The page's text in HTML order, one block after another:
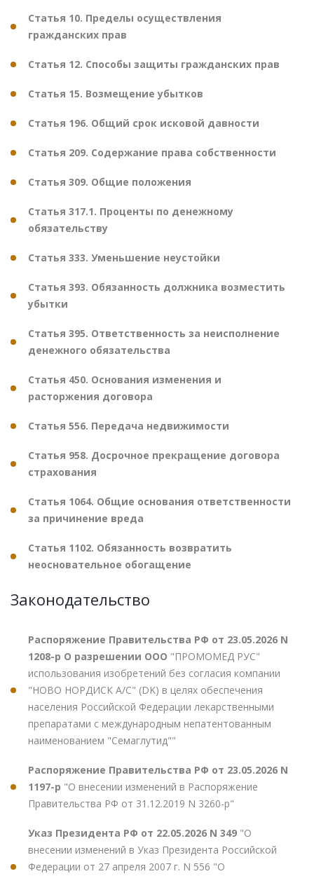
Статья 10. Пределы осуществления
гражданских прав
Статья 12. Способы защиты гражданских прав
Статья 15. Возмещение убытков
Статья 196. Общий срок исковой давности
Статья 209. Содержание права собственности
Статья 309. Общие положения
Статья 317.1. Проценты по денежному
обязательству
Статья 333. Уменьшение неустойки
Статья 393. Обязанность должника возместить
убытки
Статья 395. Ответственность за неисполнение
денежного обязательства
Статья 450. Основания изменения и
расторжения договора
Статья 556. Передача недвижимости
Статья 958. Досрочное прекращение договора
страхования
Статья 1064. Общие основания ответственности
за причинение вреда
Статья 1102. Обязанность возвратить
неосновательное обогащение
Законодательство
Распоряжение Правительства РФ от 23.05.2026 N
1208-р О разрешении ООО "ПРОМОМЕД РУС"
использования изобретений без согласия компании
"НОВО НОРДИСК А/С" (DK) в целях обеспечения
населения Российской Федерации лекарственными
препаратами с международным непатентованным
наименованием "Семаглутид""
Распоряжение Правительства РФ от 23.05.2026 N
1197-р "О внесении изменений в Распоряжение
Правительства РФ от 31.12.2019 N 3260-р"
Указ Президента РФ от 22.05.2026 N 349 "О
внесении изменений в Указ Президента Российской
Федерации от 27 апреля 2007 г. N 556 "О